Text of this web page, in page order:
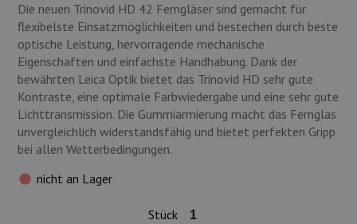
Die neuen Trinovid HD 42 Ferngläser sind gemacht für
flexibelste Einsatzmöglichkeiten und bestechen durch beste
optische Leistung, hervorragende mechanische
Eigenschaften und einfachste Handhabung. Dank der
bewährten Leica Optik bietet das Trinovid HD sehr gute
Kontraste, eine optimale Farbwiedergabe und eine sehr gute
Lichttransmission. Die Gummiarmierung macht das Fernglas
unvergleichlich widerstandsfähig und bietet perfekten Gripp
bei allen Wetterbedingungen.
nicht an Lager
Stück